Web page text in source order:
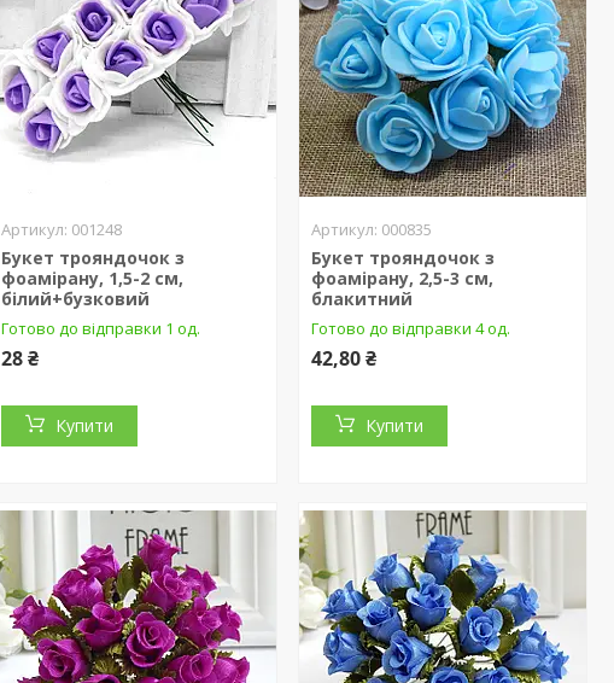
001248
Букет трояндочок з
фоамірану, 1,5-2 см,
білий+бузковий
Готово до відправки 1 од.
28 ₴
Купити
000835
Букет трояндочок з
фоамірану, 2,5-3 см,
блакитний
Готово до відправки 4 од.
42,80 ₴
Купити